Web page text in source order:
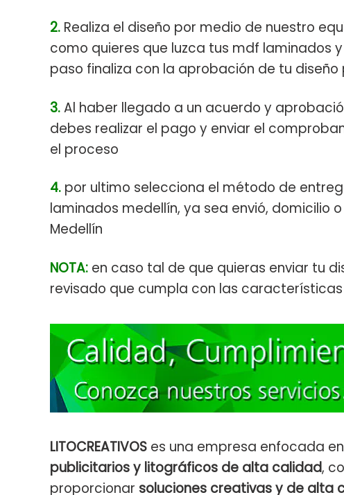
2. Realiza el diseño por medio de nuestro
como quieres que luzca tus mdf laminados
paso finaliza con la aprobación de tu
3.Al haber llegado a un acuerdo y
debes realizar el pago y enviar el
el proceso
4. por ultimo selecciona el método de
laminados medellín, ya sea envió, domicilio
Medellín
NOTA: en caso tal de que quieras enviar tu
revisado que cumpla con las
LITOCREATIVOS es una empresa enfocada
publicitarios y litográficos de alta calidad,
proporcionar soluciones creativas y de alta